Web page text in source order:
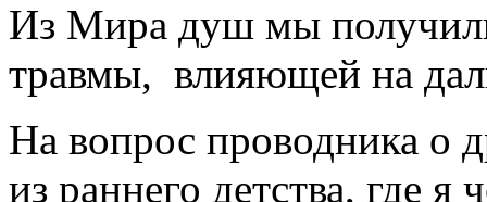
Из Мира душ мы
травмы, влияющей на
На вопрос проводника о
из раннего детства, где